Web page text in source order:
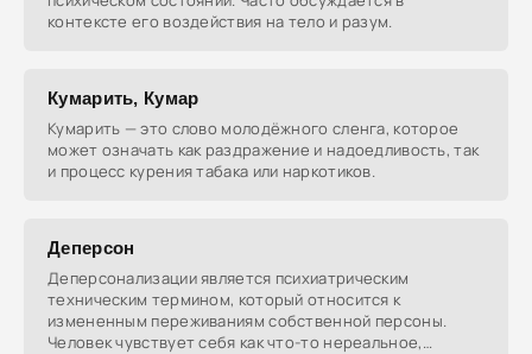
контексте его воздействия на тело и разум.
Кумарить, Кумар
Кумарить — это слово молодёжного сленга, которое
может означать как раздражение и надоедливость, так
и процесс курения табака или наркотиков.
Деперсон
Деперсонализации является психиатрическим
техническим термином, который относится к
измененным переживаниям собственной персоны.
Человек чувствует себя как что-то нереальное,